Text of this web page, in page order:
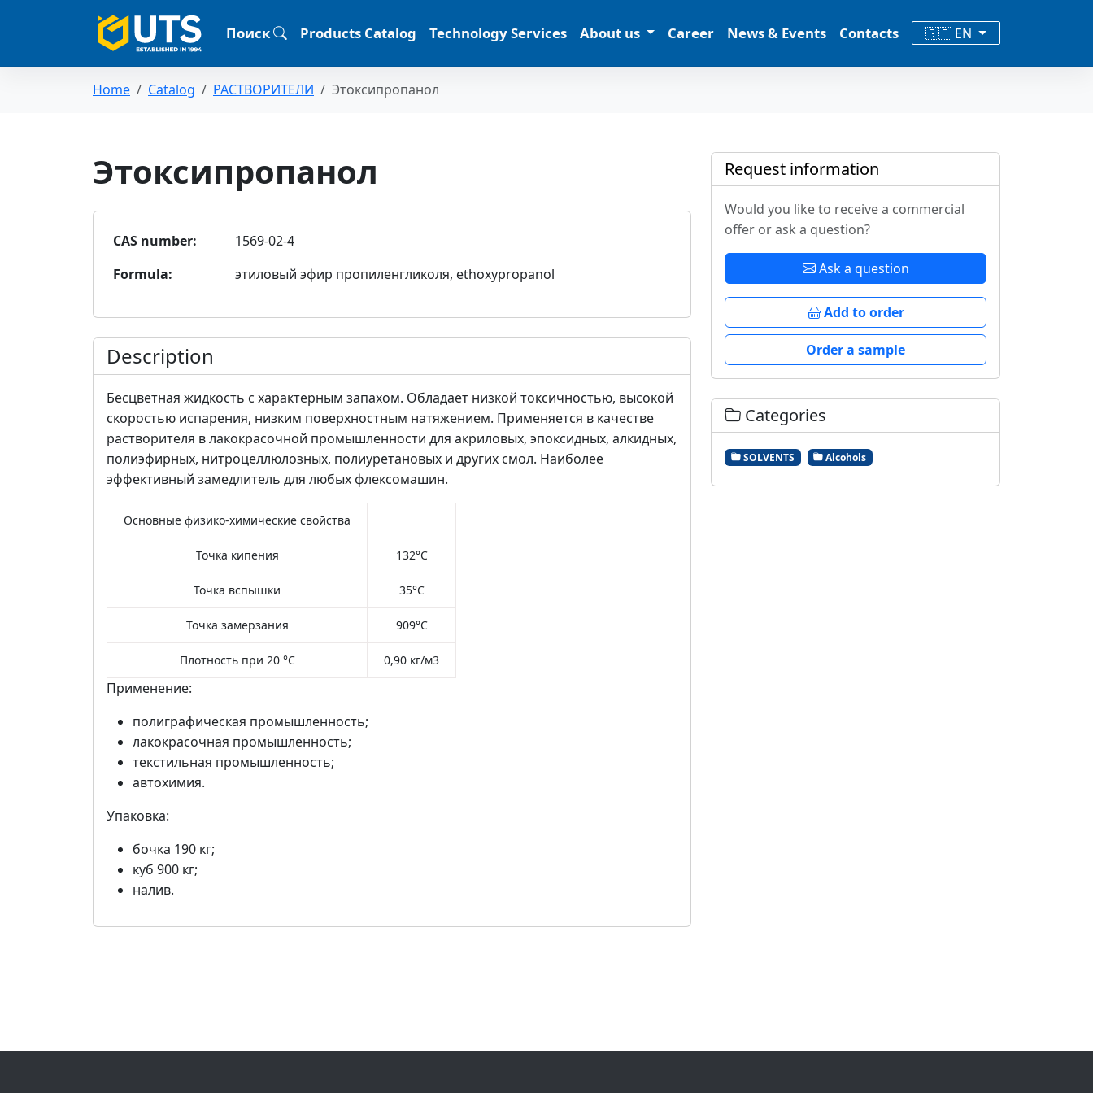
Поиск Products Catalog Technology Services About us Career News & Events Contacts 🇬🇧 EN
Home Catalog РАСТВОРИТЕЛИ Этоксипропанол
Этоксипропанол
CAS number:
1569-02-4
Formula:
этиловый эфир пропиленгликоля, ethoxypropanol
Description
Бесцветная жидкость с характерным запахом. Обладает низкой токсичностью, высокой
скоростью испарения, низким поверхностным натяжением. Применяется в качестве
растворителя в лакокрасочной промышленности для акриловых, эпоксидных, алкидных,
полиэфирных, нитроцеллюлозных, полиуретановых и других смол. Наиболее
эффективный замедлитель для любых флексомашин.
Основные физико-химические свойства
Точка кипения 132°С
Точка вспышки 35°С
Точка замерзания 909°С
Плотность при 20 °С 0,90 кг/м3
Применение:
полиграфическая промышленность;
лакокрасочная промышленность;
текстильная промышленность;
автохимия.
Упаковка:
бочка 190 кг;
куб 900 кг;
налив.
Request information
Would you like to receive a commercial
offer or ask a question?
Ask a question
Add to order
Order a sample
Categories
SOLVENTS Alcohols